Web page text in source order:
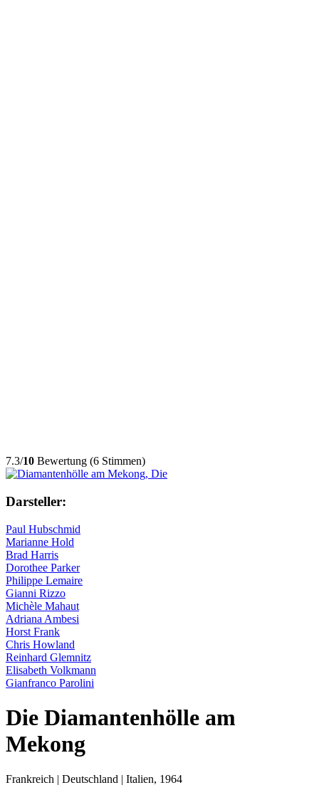
7.3/10 Bewertung (6 Stimmen)
Darsteller:
Paul Hubschmid
Marianne Hold
Brad Harris
Dorothee Parker
Philippe Lemaire
Gianni Rizzo
Michèle Mahaut
Adriana Ambesi
Horst Frank
Chris Howland
Reinhard Glemnitz
Elisabeth Volkmann
Gianfranco Parolini
Die Diamantenhölle am
Mekong
Frankreich | Deutschland | Italien, 1964